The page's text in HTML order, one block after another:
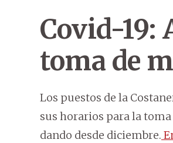
Covid-19:
toma de
Los puestos de la
sus horarios para la toma
dando desde diciembre.